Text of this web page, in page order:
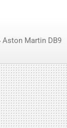
Aston Martin DB9